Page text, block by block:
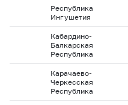
Республика
Ингушетия
Кабардино-
Балкарская
Республика
Карачаево-
Черкесская
Республика